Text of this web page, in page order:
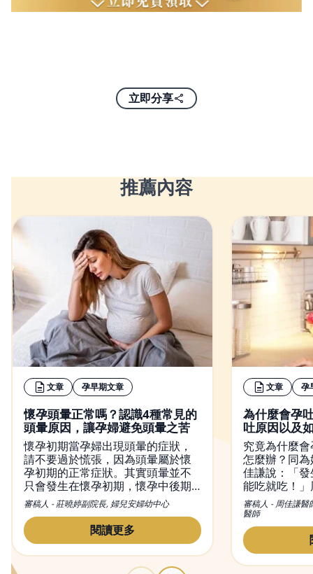
立即分享
推薦內容
文章 孕早期文章
懷孕頭暈正常嗎？認識4種常見的
頭暈原因，讓孕婦避免頭暈之苦
懷孕初期當孕婦出現頭暈的症狀，
請不要過於慌張，因為頭暈屬於懷
孕初期的正常症狀。其實頭暈並不
只會發生在懷孕初期，懷孕中後期
也有可能出現頭暈現象。然而，造
成懷孕頭暈的原因有很多種，從懷
孕初期到晚期都有可能出現頭暈的
症狀，而改善頭暈的方法也不盡相
同，本文不僅會介紹頭暈的原因，
同時也會提供緩解懷孕頭暈的方
審稿人 - 莊曉婷副院長, 婦兒安婦幼中心
閱讀更多
文章 孕
為什麼會孕
吐原因以及
究竟為什麼
怎麼辦？同
佳謙說：「
能吃就吃！
初期孕吐經
和容易引起
量多餐的進
胃酸，舒緩
審稿人 - 周佳謙醫
醫師